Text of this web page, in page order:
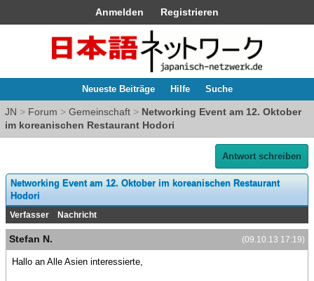
Anmelden Registrieren
Neueste Beiträge Hilfe Suche
JN > Forum > Gemeinschaft > Networking Event am 12. Oktober
im koreanischen Restaurant Hodori
Antwort schreiben
Networking Event am 12. Oktober im koreanischen Restaurant
Hodori
Verfasser Nachricht
(09.10.13 17:19)
Stefan N.
Hallo an Alle Asien interessierte,